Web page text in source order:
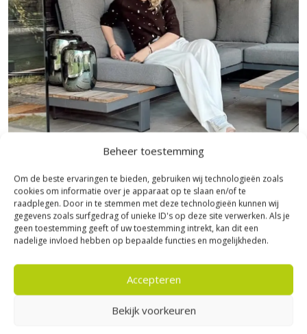
Beheer toestemming
Om de beste ervaringen te bieden, gebruiken wij technologieën zoals
cookies om informatie over je apparaat op te slaan en/of te
raadplegen. Door in te stemmen met deze technologieën kunnen wij
gegevens zoals surfgedrag of unieke ID's op deze site verwerken. Als je
geen toestemming geeft of uw toestemming intrekt, kan dit een
nadelige invloed hebben op bepaalde functies en mogelijkheden.
Accepteren
Bekijk voorkeuren
Bezoek Experience Centre XXL
Heerde!
Bijna het gehele Kijlstra assortiment vind je in het
prachtige Heerde.